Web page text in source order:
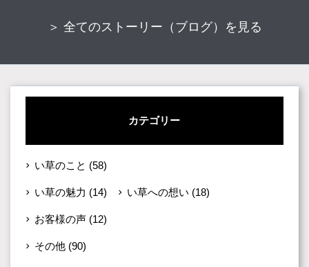
＞ 全てのストーリー（ブログ）を見る
カテゴリー
い草のこと (58)
い草の魅力 (14) い草への想い (18)
お客様の声 (12)
その他 (90)